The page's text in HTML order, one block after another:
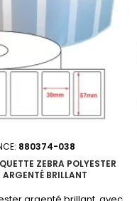
880374-038
ZEBRA POLYESTER
BRILLANT